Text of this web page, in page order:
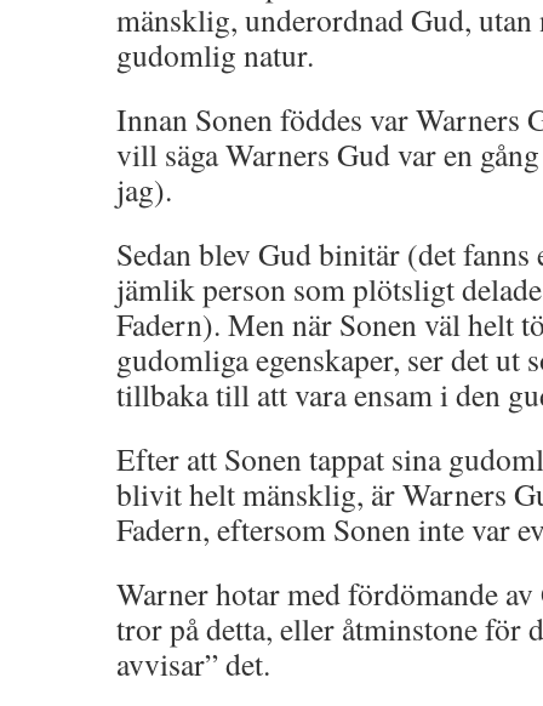
mänsklig, underordnad Gud, utan
gudomlig natur.
Innan Sonen föddes var Warners
vill säga Warners Gud var en
jag).
Sedan blev Gud binitär (det fanns
jämlik person som plötsligt
Fadern). Men när Sonen väl helt
gudomliga egenskaper, ser det ut
tillbaka till att vara ensam i den
Efter att Sonen tappat sina
blivit helt mänsklig, är Warners
Fadern, eftersom Sonen inte var
Warner hotar med fördömande
tror på detta, eller åtminstone för
avvisar” det.